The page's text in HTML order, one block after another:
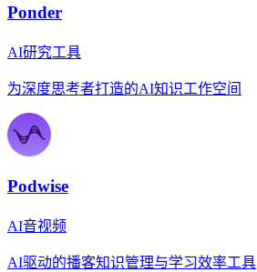
Ponder
AI研究工具
为深度思考者打造的AI知识工作空间
Podwise
AI音视频
AI驱动的播客知识管理与学习效率工具